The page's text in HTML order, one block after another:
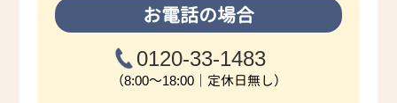
お電話の場合
0120-33-1483
（8:00～18:00｜定休日無し）